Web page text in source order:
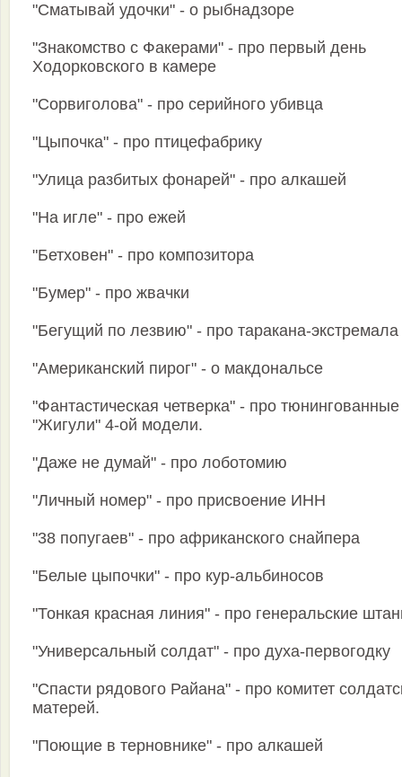
"Сматывай удочки" - о рыбнадзоре
"Знакомство с Факерами" - про первый день
Ходорковского в камере
"Сорвиголова" - про серийного убивца
"Цыпочка" - про птицефабрику
"Улица разбитых фонарей" - про алкашей
"На игле" - про ежей
"Бетховен" - про композитора
"Бумер" - про жвачки
"Бегущий по лезвию" - про таракана-экстремала
"Американский пирог" - о макдональсе
"Фантастическая четверка" - про тюнингованные
"Жигули" 4-ой модели.
"Даже не думай" - про лоботомию
"Личный номер" - про присвоение ИНН
"38 попугаев" - про африканского снайпера
"Белые цыпочки" - про кур-альбиносов
"Тонкая красная линия" - про генеральские
"Универсальный солдат" - про духа-первогодку
"Спасти рядового Райана" - про комитет
матерей.
"Поющие в терновнике" - про алкашей